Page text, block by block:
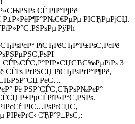
СЃ РІР°РјРё
РІСЂРµРјСЏ.
РўРћ
РїСЂРёСЂР°Р±РѕС‚РєРё
СЃРѕСЃС‚Р°РІР»СЏСЋС‰РµРіРѕ 3
СЃРѕ РґРЅСЏ РїСЂРѕРґР°Р¶Рё,
РёС…
Рё РЅР°СЃС‚СЂРѕР№РєР°
Р±РµСЃРїР»Р°С‚РЅРѕ.
РІС…РѕРґСЏС‚
СЂР°Р±РѕС‚: